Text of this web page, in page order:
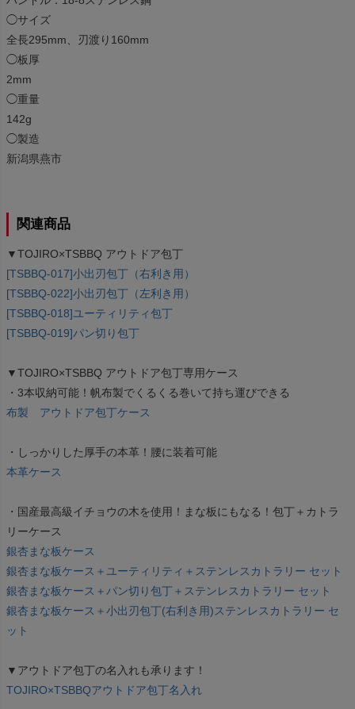
◯サイズ
全長295mm、刃渡り160mm
◯板厚
2mm
◯重量
142g
◯製造
新潟県燕市
関連商品
▼TOJIRO×TSBBQ アウトドア包丁
[TSBBQ-017]小出刃包丁（右利き用）
[TSBBQ-022]小出刃包丁（左利き用）
[TSBBQ-018]ユーティリティ包丁
[TSBBQ-019]パン切り包丁
▼TOJIRO×TSBBQ アウトドア包丁専用ケース
・3本収納可能！帆布製でくるくる巻いて持ち運びできる
布製 アウトドア包丁ケース
・しっかりした厚手の本革！腰に装着可能
本革ケース
・国産最高級イチョウの木を使用！まな板にもなる！包丁＋カトラ
リーケース
銀杏まな板ケース
銀杏まな板ケース＋ユーティリティ＋ステンレスカトラリー セット
銀杏まな板ケース＋パン切り包丁＋ステンレスカトラリー セット
銀杏まな板ケース＋小出刃包丁(右利き用)ステンレスカトラリー セ
ット
▼アウトドア包丁の名入れも承ります！
TOJIRO×TSBBQアウトドア包丁名入れ